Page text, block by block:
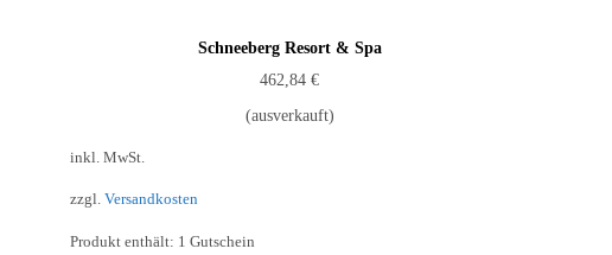
Schneeberg Resort & Spa
462,84 €
(ausverkauft)
inkl. MwSt.
zzgl. Versandkosten
Produkt enthält: 1 Gutschein